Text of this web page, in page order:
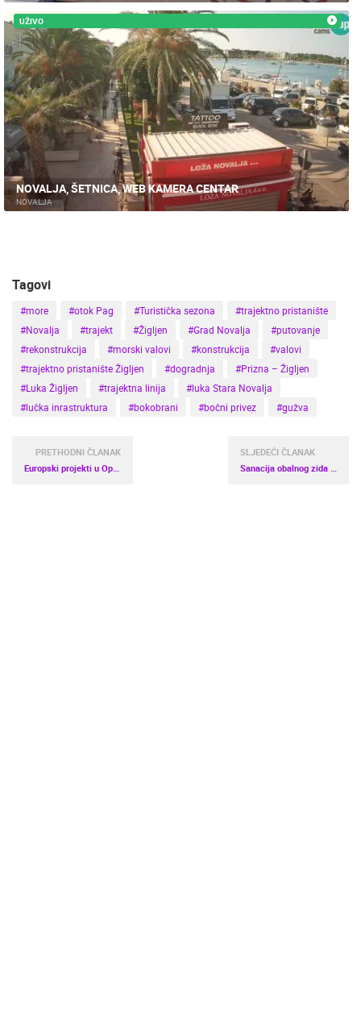
UŽIVO
NOVALJA, ŠETNICA, WEB KAMERA CENTAR
NOVALJA
Tagovi
#more #otok Pag #Turistička sezona
#trajektno pristanište
#Novalja
#trajekt #Žigljen #Grad Novalja
#putovanje
#rekonstrukcija
#morski valovi #konstrukcija
#valovi
#trajektno pristanište Žigljen
#dogradnja
#Prizna – Žigljen
#Luka Žigljen
#trajektna linija
#luka Stara Novalja
#lučka inrastruktura
#bokobrani #bočni privez #gužva
PRETHODNI ČLANAK
Europski projekti u Općini Bednja
SLJEDEĆI ČLANAK
Sanacija obalnog zida Stare rive u gradu Pagu